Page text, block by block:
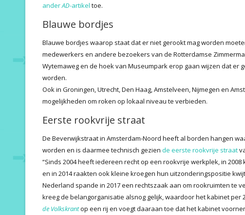
anderAD-artikel toe.
Blauwe bordjes
Blauwe bordjes waarop staat dat er niet gerookt mag worden
medewerkers en andere bezoekers van de Rotterdamse
Wytemaweg en de hoek van Museumpark erop gaan wijzen dat er
worden.
Ook in Groningen, Utrecht, Den Haag, Amstelveen, Nijmegen en
mogelijkheden om roken op lokaal niveau te verbieden.
Eerste rookvrije straat
De Beverwijkstraat in Amsterdam-Noord heeft al borden hangen
worden en is daarmee technisch gezien de eerste rookvrije straat
“Sinds 2004 heeft iedereen recht op een rookvrije werkplek, in
en in 2014 raakten ook kleine kroegen hun uitzonderingspositie
Nederland spande in 2017 een rechtszaak aan om rookruimten te
kreeg de belangorganisatie alsnog gelijk, waardoor het kabinet per
de Volkskrantop een rij en voegt daaraan toe dat het kabinet